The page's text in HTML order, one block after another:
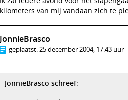
kilometers van mij vandaan zich te
JonnieBrasco
geplaatst:25 december 2004, 17:43 uur
JonnieBrasco schreef: